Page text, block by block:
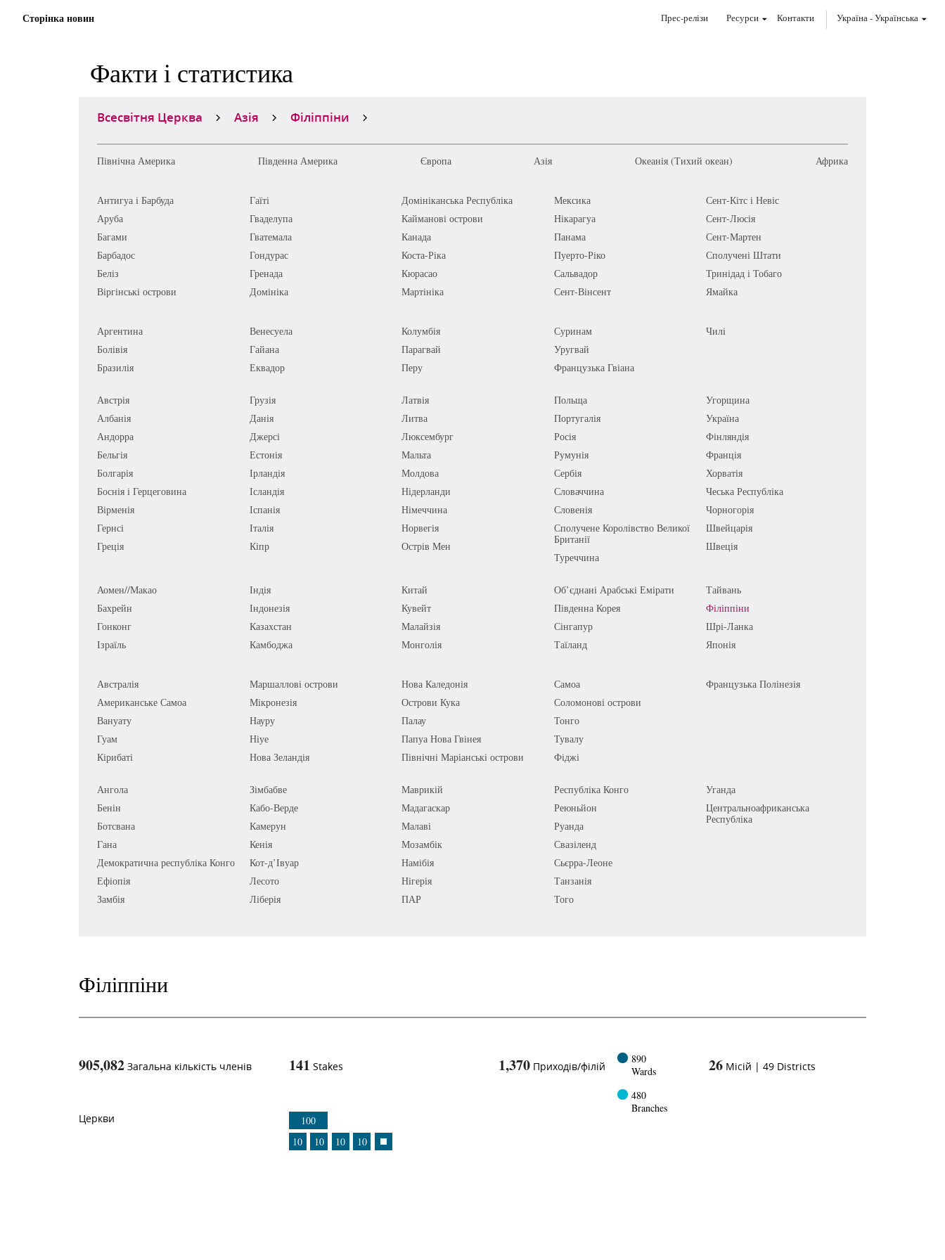
Сторінка новин Прес-релізи Ресурси Контакти Україна-Українська
Факти і статистика
Всесвітня Церква Азія Філіппіни
Північна Америка Південна Америка Європа Азія Океанія (Тихий океан) Африка
Антигуа і Барбуда
Аруба
Багами
Барбадос
Беліз
Віргінські острови
Гаїті
Гваделупа
Гватемала
Гондурас
Гренада
Домініка
Домініканська Республіка
Кайманові острови
Канада
Коста-Ріка
Кюрасао
Мартініка
Мексика
Нікарагуа
Панама
Пуерто-Ріко
Сальвадор
Сент-Вінсент
Сент-Кітс і Невіс
Сент-Люсія
Сент-Мартен
Сполучені Штати
Тринідад і Тобаго
Ямайка
Аргентина
Болівія
Бразилія
Венесуела
Гайана
Еквадор
Колумбія
Парагвай
Перу
Суринам
Уругвай
Французька Гвіана
Чилі
Австрія
Албанія
Андорра
Бельгія
Болгарія
Боснія і Герцеговина
Вірменія
Гернсі
Греція
Грузія
Данія
Джерсі
Естонія
Ірландія
Ісландія
Іспанія
Італія
Кіпр
Латвія
Литва
Люксембург
Мальта
Молдова
Нідерланди
Німеччина
Норвегія
Острів Мен
Польща
Португалія
Росія
Румунія
Сербія
Словаччина
Словенія
Сполучене Королівство Великої
Британії
Туреччина
Угорщина
Україна
Фінляндія
Франція
Хорватія
Чеська Республіка
Чорногорія
Швейцарія
Швеція
Аомен//Макао
Бахрейн
Гонконг
Ізраїль
Індія
Індонезія
Казахстан
Камбоджа
Китай
Кувейт
Малайзія
Монголія
Об’єднані Арабські Емірати
Південна Корея
Сінгапур
Таїланд
Тайвань
Філіппіни
Шрі-Ланка
Японія
Австралія
Американське Самоа
Вануату
Гуам
Кірибаті
Маршаллові острови
Мікронезія
Науру
Ніуе
Нова Зеландія
Нова Каледонія
Острови Кука
Палау
Папуа Нова Гвінея
Північні Маріанські острови
Самоа
Соломонові острови
Тонго
Тувалу
Фіджі
Французька Полінезія
Ангола
Бенін
Ботсвана
Гана
Демократична республіка Конго
Ефіопія
Замбія
Зімбабве
Кабо-Верде
Камерун
Кенія
Кот-д’Івуар
Лесото
Ліберія
Маврикій
Мадагаскар
Малаві
Мозамбік
Намібія
Нігерія
ПАР
Республіка Конго
Реюньйон
Руанда
Свазіленд
Сьєрра-Леоне
Танзанія
Того
Уганда
Центральноафриканська
Республіка
Філіппіни
905,082 Загальна кількість членів
Церкви
141 Stakes
100
10
10 10 10
1,370 Приходів/філій
890
Wards
480
Branches
26 Місій | 49 Districts